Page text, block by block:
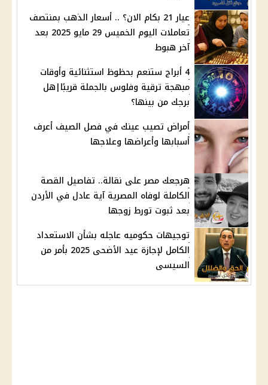
عيار 21 بكام الان؟ .. أسعار الذهب بمنتصف
تعاملات اليوم الخميس 29 مايو 2025 بعد
آخر هبوط
4 أبراج ستنعم بحظوظ استثنائية وأوقات
مبهجة ترقية وفلوس بالجملة قريبًا|هل
برجك من بينها؟
أمراض تصيب عينك في فصل الصيف أعرف
أسبابها وأعراضها وعلاجها
هرجعك مصر على نقالة.. تفاصيل القصة
الكاملة لوفاه المصرية آية عادل في الأردن
بعد ثبوت تورط زوجها
توجيهات حكوميه عاجله بشأن الاستعداد
الكامل لإجازة عيد الأضحى 2025 بأمر من
السيسى